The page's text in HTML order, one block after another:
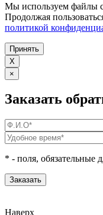
Мы используем файлы
Продолжая
политикой
Принять
X
×
Заказать
* - поля, обязательные
Наверх